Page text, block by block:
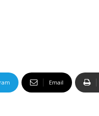
Email